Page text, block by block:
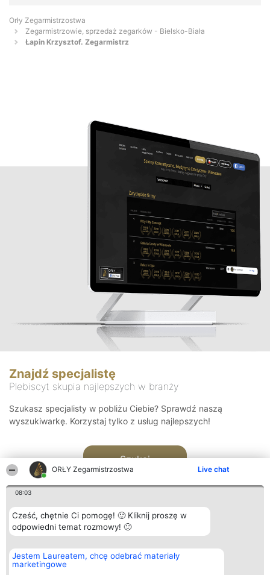
ORŁY Zegarmistrzostwa Live chat
08:03
Cześć, chętnie Ci pomogę! 🙂 Kliknij proszę w
odpowiedni temat rozmowy! 🙂
Jestem Laureatem, chcę odebrać materiały
marketingowe
Orły Zegarmistrzostwa
Zegarmistrzowie, sprzedaż zegarków - Bielsko-Biała
Łapin Krzysztof. Zegarmistrz
Znajdź specjalistę
Plebiscyt skupia najlepszych w branży
Szukasz specjalisty w pobliżu Ciebie? Sprawdź naszą
wyszukiwarkę. Korzystaj tylko z usług najlepszych!
Szukaj
Organizator plebiscytu
Bright Side Solutions sp. z o.
o. sp. k.
Plebiscyt
Laureaci
Kontakt
Kontakt